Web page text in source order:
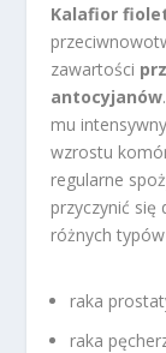
Kalafior
zawartości
antocyjanów
mu
wzrostu
regularne
przyczynić się
różnych
raka
raka